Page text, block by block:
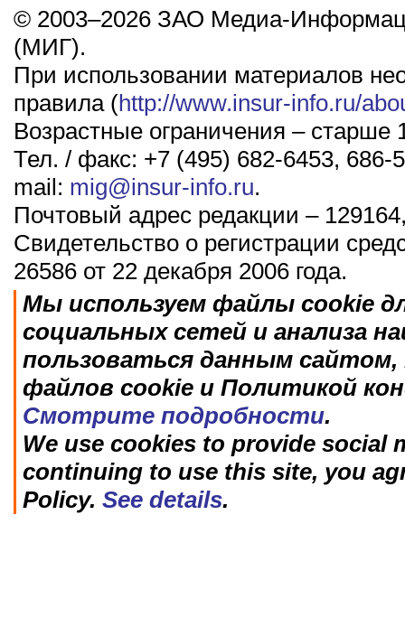
© 2003–2026 ЗАО Медиа-
(МИГ).
При использовании материалов
правила (http://www.insur-info.ru/
Возрастные ограничения – старше
Тел. / факс: +7 (495) 682-6453, 686-
mail: mig@insur-info.ru.
Почтовый адрес редакции –
Свидетельство о регистрации
26586 от 22 декабря 2006 года.
Мы используем файлы cookie
социальных сетей и анализа
пользоваться данным
файлов cookie и Политикой
Смотрите подробности.
We use cookies to provide social
continuing to use this site, you
Policy. See details.